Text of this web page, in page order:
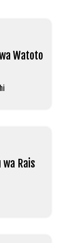
Watoto
wa Rais